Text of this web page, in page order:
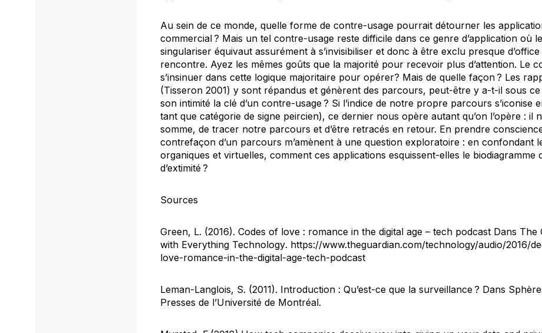
Au sein de ce monde, quelle forme de contre-usage pourrait détourner les
commercial ? Mais un tel contre-usage reste difficile dans ce genre d’application où
singulariser équivaut assurément à s’invisibiliser et donc à être exclu presque
rencontre. Ayez les mêmes goûts que la majorité pour recevoir plus d’attention. Le
s’insinuer dans cette logique majoritaire pour opérer? Mais de quelle façon ? Les
(Tisseron 2001) y sont répandus et génèrent des parcours, peut-être y a-t-il sous ce
son intimité la clé d’un contre-usage ? Si l’indice de notre propre parcours s’iconise
tant que catégorie de signe peircien), ce dernier nous opère autant qu’on l’opère : il
somme, de tracer notre parcours et d’être retracés en retour. En prendre
contrefaçon d’un parcours m’amènent à une question exploratoire : en confondant
organiques et virtuelles, comment ces applications esquissent-elles le biodiagramme
d’extimité ?
Sources
Green, L. (2016). Codes of love : romance in the digital age – tech podcast Dans The
with Everything Technology. https://www.theguardian.com/technology/audio/2016/
love-romance-in-the-digital-age-tech-podcast
Leman-Langlois, S. (2011). Introduction : Qu’est-ce que la surveillance ? Dans
Presses de l’Université de Montréal.